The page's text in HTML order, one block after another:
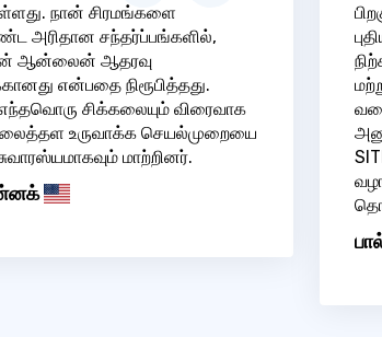
நான் சிரமங்களை
அரிதான சந்தர்ப்பங்களில்,
ஆன்லைன் ஆதரவு
என்பதை நிரூபித்தது.
சிக்கலையும் விரைவாக
உருவாக்க செயல்முறையை
மாற்றினர்.